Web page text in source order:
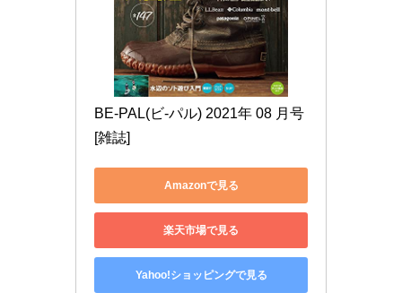
BE-PAL(ビ-パル) 2021年 08 月号
[雑誌]
Amazonで見る
楽天市場で見る
Yahoo!ショッピングで見る